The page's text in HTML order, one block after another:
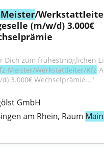
/
(m/w/d) 3.000€
Dich zum frühestmöglichen
Meister/Werkstattleiter/Kfz-
3.000€ Wechselprämie..."
GmbH
am Rhein, Raum